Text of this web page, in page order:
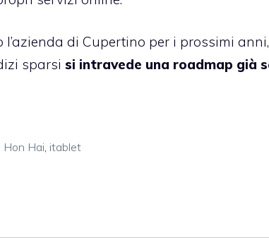
di Cupertino per i prossimi
sparsi si intravede una roadmap già
Hon Hai itablet